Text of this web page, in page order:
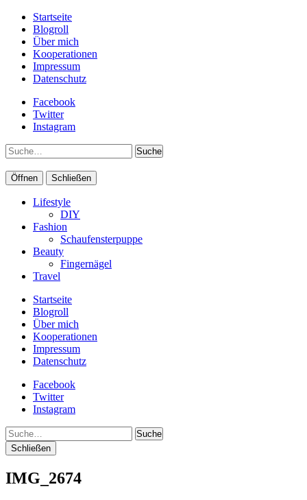
Startseite
Blogroll
Über mich
Kooperationen
Impressum
Datenschutz
Facebook
Twitter
Instagram
Suche
Öffnen Schließen
Lifestyle
DIY
Fashion
Schaufensterpuppe
Beauty
Fingernägel
Travel
Startseite
Blogroll
Über mich
Kooperationen
Impressum
Datenschutz
Facebook
Twitter
Instagram
Suche
Schließen
IMG_2674